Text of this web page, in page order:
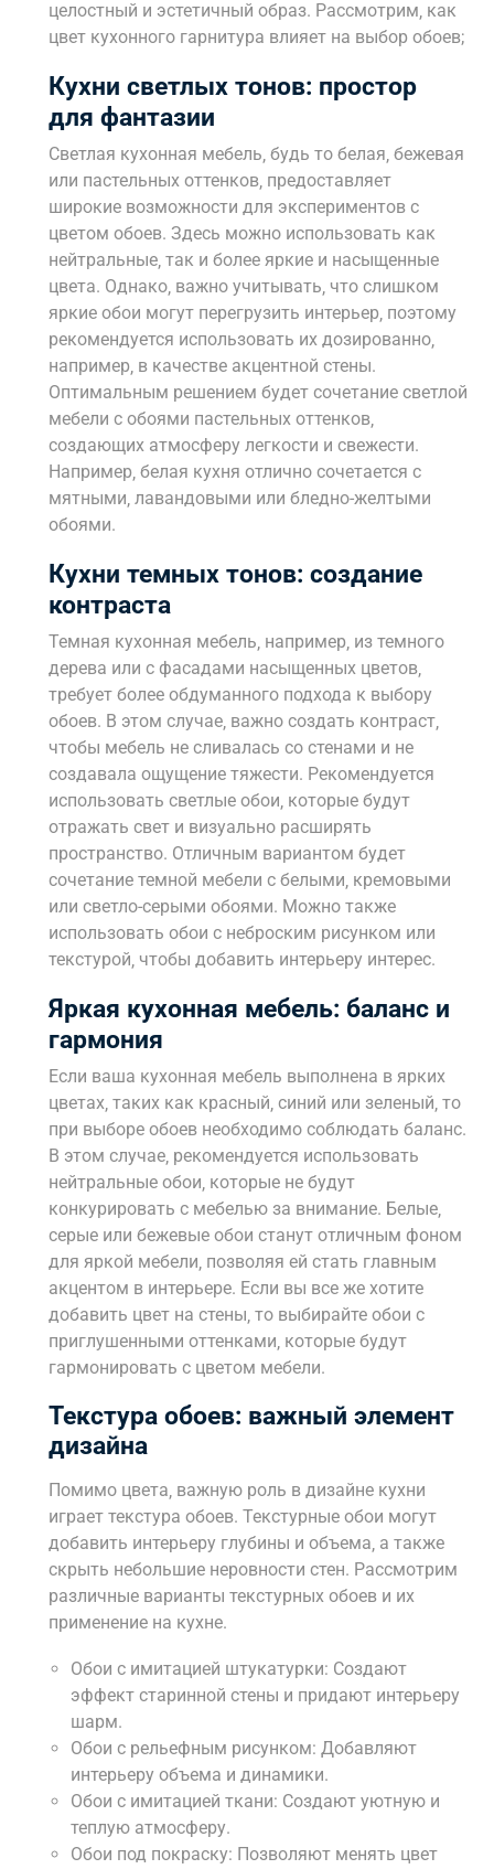
целостный и эстетичный образ. Рассмотрим‚ как
цвет кухонного гарнитура влияет на выбор обоев;
Кухни светлых тонов: простор
для фантазии
Светлая кухонная мебель‚ будь то белая‚ бежевая
или пастельных оттенков‚ предоставляет
широкие возможности для экспериментов с
цветом обоев. Здесь можно использовать как
нейтральные‚ так и более яркие и насыщенные
цвета. Однако‚ важно учитывать‚ что слишком
яркие обои могут перегрузить интерьер‚ поэтому
рекомендуется использовать их дозированно‚
например‚ в качестве акцентной стены.
Оптимальным решением будет сочетание светлой
мебели с обоями пастельных оттенков‚
создающих атмосферу легкости и свежести.
Например‚ белая кухня отлично сочетается с
мятными‚ лавандовыми или бледно-желтыми
обоями.
Кухни темных тонов: создание
контраста
Темная кухонная мебель‚ например‚ из темного
дерева или с фасадами насыщенных цветов‚
требует более обдуманного подхода к выбору
обоев. В этом случае‚ важно создать контраст‚
чтобы мебель не сливалась со стенами и не
создавала ощущение тяжести. Рекомендуется
использовать светлые обои‚ которые будут
отражать свет и визуально расширять
пространство. Отличным вариантом будет
сочетание темной мебели с белыми‚ кремовыми
или светло-серыми обоями. Можно также
использовать обои с неброским рисунком или
текстурой‚ чтобы добавить интерьеру интерес.
Яркая кухонная мебель: баланс и
гармония
Если ваша кухонная мебель выполнена в ярких
цветах‚ таких как красный‚ синий или зеленый‚ то
при выборе обоев необходимо соблюдать баланс.
В этом случае‚ рекомендуется использовать
нейтральные обои‚ которые не будут
конкурировать с мебелью за внимание. Белые‚
серые или бежевые обои станут отличным фоном
для яркой мебели‚ позволяя ей стать главным
акцентом в интерьере. Если вы все же хотите
добавить цвет на стены‚ то выбирайте обои с
приглушенными оттенками‚ которые будут
гармонировать с цветом мебели.
Текстура обоев: важный элемент
дизайна
Помимо цвета‚ важную роль в дизайне кухни
играет текстура обоев. Текстурные обои могут
добавить интерьеру глубины и объема‚ а также
скрыть небольшие неровности стен. Рассмотрим
различные варианты текстурных обоев и их
применение на кухне.
Обои с имитацией штукатурки: Создают
эффект старинной стены и придают интерьеру
шарм.
Обои с рельефным рисунком: Добавляют
интерьеру объема и динамики.
Обои с имитацией ткани: Создают уютную и
теплую атмосферу.
Обои под покраску: Позволяют менять цвет